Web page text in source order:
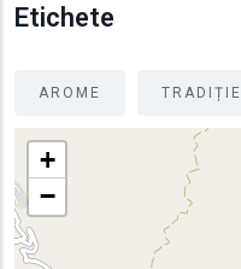
Etichete
AROME TRADIȚIE
+
−